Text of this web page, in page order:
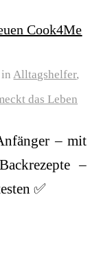
Cook4Me
inAlltagshelfer,
das Leben
– mit
–
✅